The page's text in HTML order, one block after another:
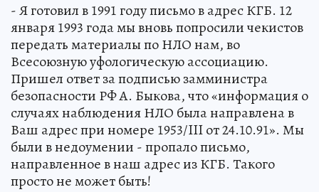
- Я готовил в 1991 году письмо в адрес КГБ. 12
января 1993 года мы вновь попросили чекистов
передать материалы по НЛО нам, во
Всесоюзную уфологическую ассоциацию.
Пришел ответ за подписью замминистра
безопасности РФ А. Быкова, что «информация о
случаях наблюдения НЛО была направлена в
Ваш адрес при номере 1953/III от 24.10.91». Мы
были в недоумении - пропало письмо,
направленное в наш адрес из КГБ. Такого
просто не может быть!